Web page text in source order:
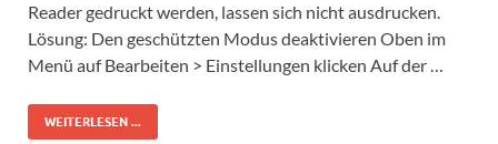
Reader gedruckt werden, lassen sich nicht ausdrucken.
Lösung: Den geschützten Modus deaktivieren Oben im
Menü auf Bearbeiten > Einstellungen klicken Auf der …
WEITERLESEN ...